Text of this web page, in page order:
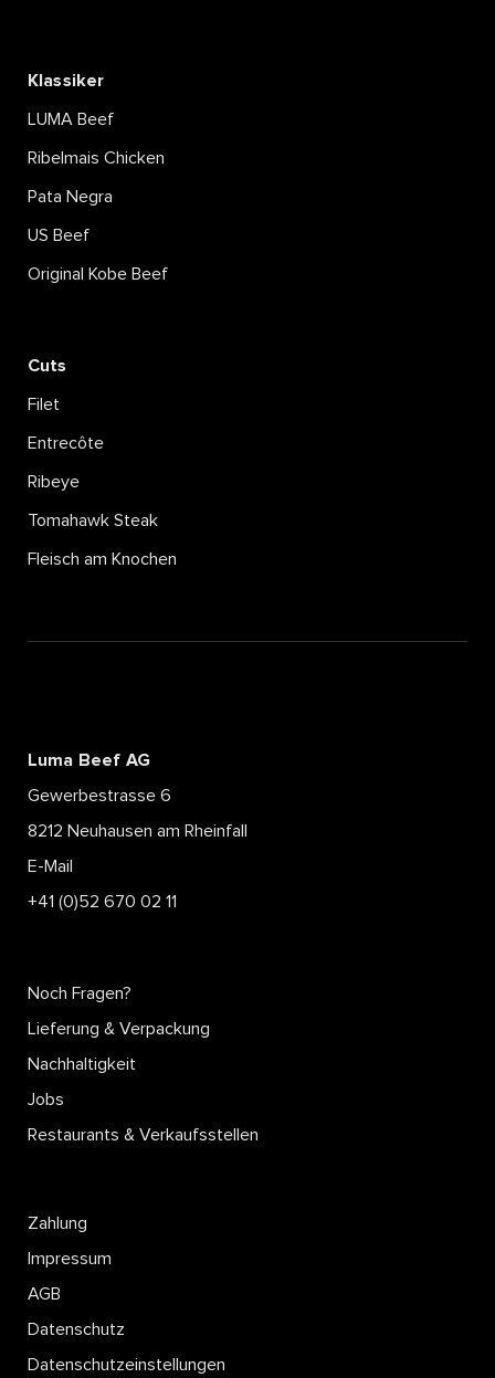
AARGAUER
ZWETSCHGENBRATEN
2.0
STÜCK
Mehr lesen
Klassiker
LUMA Beef
Ribelmais Chicken
Pata Negra
US Beef
Original Kobe Beef
Cuts
Filet
Entrecôte
Ribeye
Tomahawk Steak
Fleisch am Knochen
Luma Beef AG
Gewerbestrasse 6
8212 Neuhausen am Rheinfall
E-Mail
+41 (0)52 670 02 11
Noch Fragen?
Lieferung & Verpackung
Nachhaltigkeit
Jobs
Restaurants & Verkaufsstellen
Zahlung
Impressum
AGB
Datenschutz
Datenschutzeinstellungen